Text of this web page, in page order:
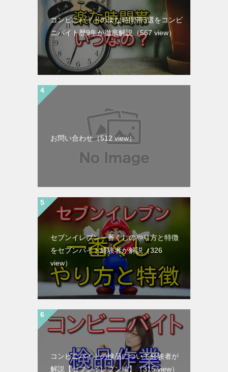
コンビニバイトの楽な時間帯3選をコンビ
ニバイト歴9年が徹底解説（567 view）
お問い合わせ（512 view）
セブンイレブン一番くじのやり方と特徴
をセブンバイト経験者が解説（326
view）
コンビニバイトの検品について経験者が
解説【セブンイレブン編】
（315 view）